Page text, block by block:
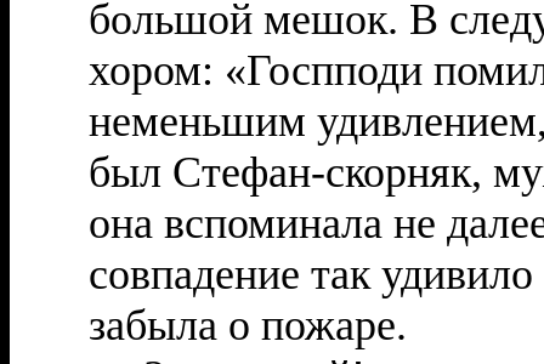
большой мешок. В
хором: «Госпподи
неменьшим
был Стефан-скорняк,
она вспоминала не
совпадение так
забыла о пожаре.